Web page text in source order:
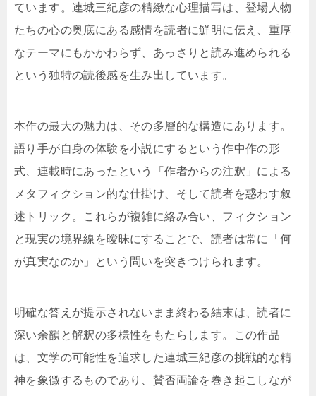
ています。連城三紀彦の精緻な心理描写は、登場人物
たちの心の奥底にある感情を読者に鮮明に伝え、重厚
なテーマにもかかわらず、あっさりと読み進められる
という独特の読後感を生み出しています。
本作の最大の魅力は、その多層的な構造にあります。
語り手が自身の体験を小説にするという作中作の形
式、連載時にあったという「作者からの注釈」による
メタフィクション的な仕掛け、そして読者を惑わす叙
述トリック。これらが複雑に絡み合い、フィクション
と現実の境界線を曖昧にすることで、読者は常に「何
が真実なのか」という問いを突きつけられます。
明確な答えが提示されないまま終わる結末は、読者に
深い余韻と解釈の多様性をもたらします。この作品
は、文学の可能性を追求した連城三紀彦の挑戦的な精
神を象徴するものであり、賛否両論を巻き起こしなが